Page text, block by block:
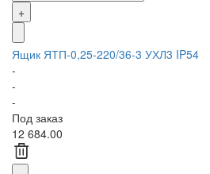
Ящик ЯТП-0,25-220/36-3 УХЛ3 IP54
-
-
-
Под заказ
12 684.00